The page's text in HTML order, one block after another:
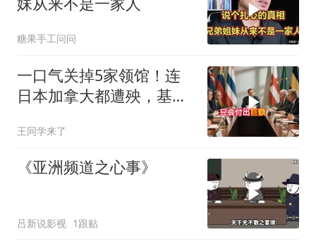
糖果手工问问
一口气关掉5家领馆！连
日本加拿大都遭殃，基辛
王同学来了
《亚洲频道之心事》
吕新说影视 1跟贴